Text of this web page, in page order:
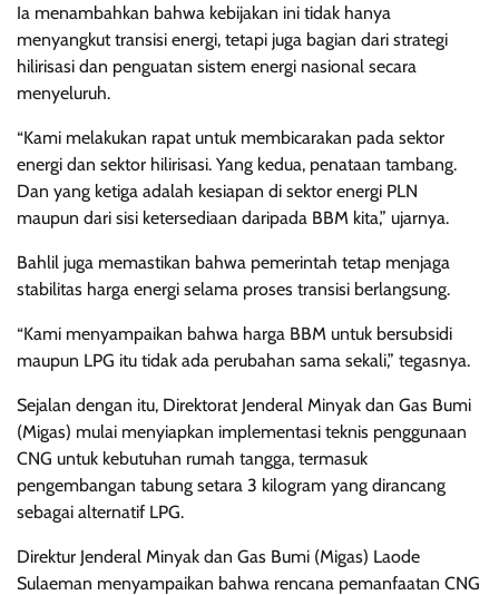
Ia menambahkan bahwa kebijakan ini tidak hanya
menyangkut transisi energi, tetapi juga bagian dari strategi
hilirisasi dan penguatan sistem energi nasional secara
menyeluruh.
“Kami melakukan rapat untuk membicarakan pada sektor
energi dan sektor hilirisasi. Yang kedua, penataan tambang.
Dan yang ketiga adalah kesiapan di sektor energi PLN
maupun dari sisi ketersediaan daripada BBM kita,” ujarnya.
Bahlil juga memastikan bahwa pemerintah tetap menjaga
stabilitas harga energi selama proses transisi berlangsung.
“Kami menyampaikan bahwa harga BBM untuk bersubsidi
maupun LPG itu tidak ada perubahan sama sekali,” tegasnya.
Sejalan dengan itu, Direktorat Jenderal Minyak dan Gas Bumi
(Migas) mulai menyiapkan implementasi teknis penggunaan
CNG untuk kebutuhan rumah tangga, termasuk
pengembangan tabung setara 3 kilogram yang dirancang
sebagai alternatif LPG.
Direktur Jenderal Minyak dan Gas Bumi (Migas) Laode
Sulaeman menyampaikan bahwa rencana pemanfaatan CNG